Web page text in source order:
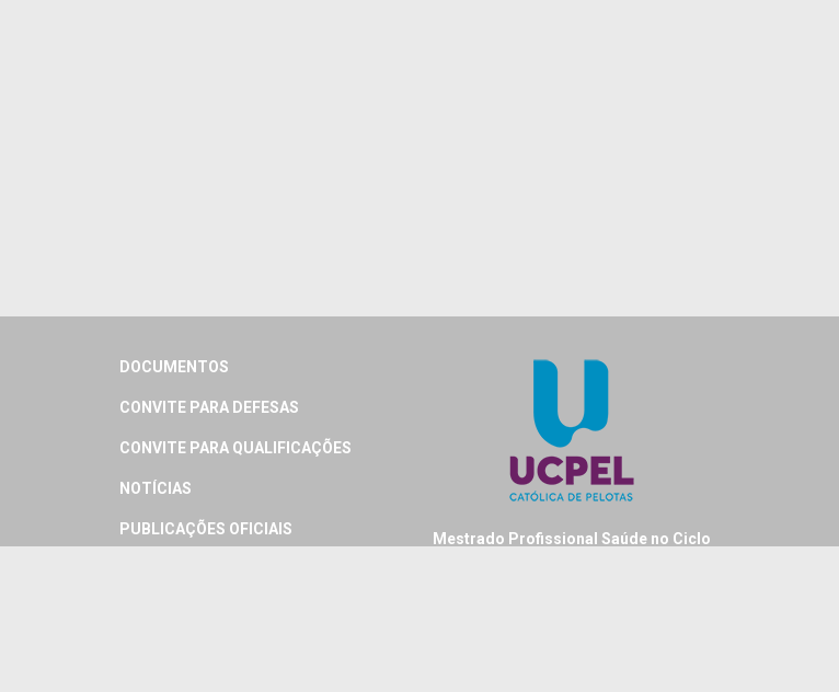
DOCUMENTOS
CONVITE PARA DEFESAS
CONVITE PARA QUALIFICAÇÕES
NOTÍCIAS
PUBLICAÇÕES OFICIAIS
Mestrado Profissional Saúde no Ciclo